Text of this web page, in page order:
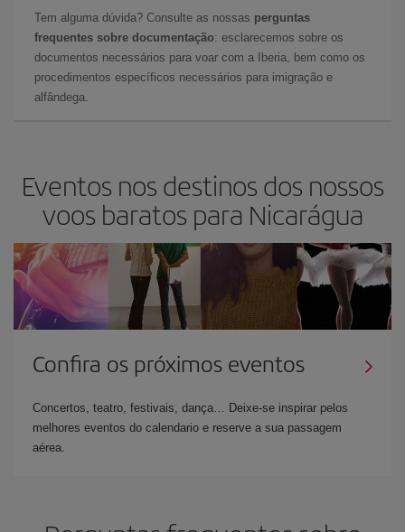
Tem alguma dúvida? Consulte as nossas perguntas
frequentes sobre documentação: esclarecemos sobre os
documentos necessários para voar com a Iberia, bem como os
procedimentos específicos necessários para imigração e
alfândega.
Eventos nos destinos dos nossos
voos baratos para Nicarágua
Confira os próximos eventos
Concertos, teatro, festivais, dança… Deixe-se inspirar pelos
melhores eventos do calendario e reserve a sua passagem
aérea.